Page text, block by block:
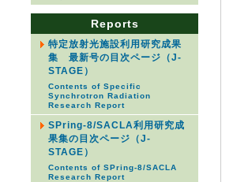
Reports
特定放射光施設利用研究成果
集 最新号の目次ページ（J-
STAGE）
Contents of Specific
Synchrotron Radiation
Research Report
SPring-8/SACLA利用研究成
果集の目次ページ（J-
STAGE）
Contents of SPring-8/SACLA
Research Report